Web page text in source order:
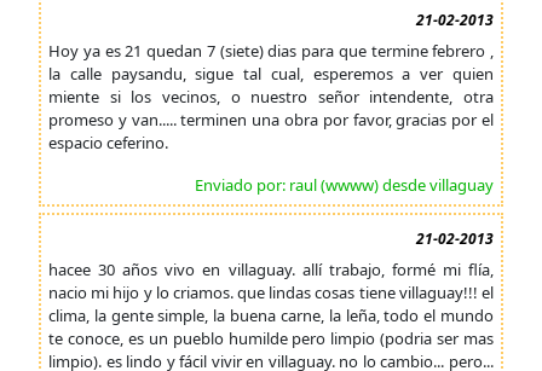
21-02-2013
Hoy ya es 21 quedan 7 (siete) dias para que termine febrero ,
la calle paysandu, sigue tal cual, esperemos a ver quien
miente si los vecinos, o nuestro señor intendente, otra
promeso y van..... terminen una obra por favor, gracias por el
espacio ceferino.
Enviado por: raul (wwww) desde villaguay
21-02-2013
hacee 30 años vivo en villaguay. allí trabajo, formé mi flía,
nacio mi hijo y lo criamos. que lindas cosas tiene villaguay!!! el
clima, la gente simple, la buena carne, la leña, todo el mundo
te conoce, es un pueblo humilde pero limpio (podria ser mas
limpio). es lindo y fácil vivir en villaguay. no lo cambio... pero...